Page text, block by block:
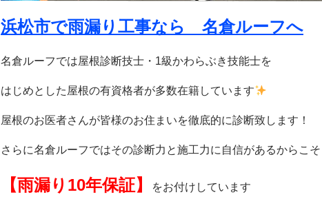
浜松市で雨漏り工事なら 名倉ルーフへ
名倉ルーフでは屋根診断技士・1級かわらぶき技能士を
はじめとした屋根の有資格者が多数在籍しています
屋根のお医者さんが皆様のお住まいを徹底的に診断致します！
さらに名倉ルーフではその診断力と施工力に自信があるからこそ
【雨漏り10年保証】 をお付けしています